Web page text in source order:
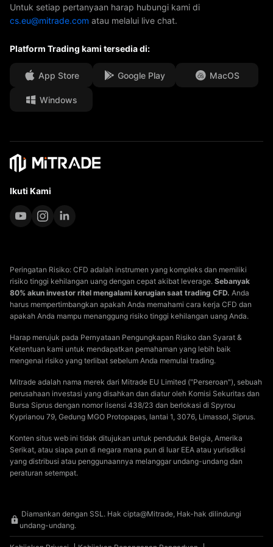
Penghargaan Kami
Pusat Media
kesempatan Kerja
Dokumen Hukum
Pusat Bantuan
FAQ
Untuk setiap pertanyaan harap hubungi kami di
cs.eu@mitrade.com atau melalui live chat.
Platform Trading kami tersedia di:
App Store Google Play MacOS
Windows
Ikuti Kami
Peringatan Risiko: CFD adalah instrumen yang kompleks dan memiliki
risiko tinggi kehilangan uang dengan cepat akibat leverage. Sebanyak
80% akun investor ritel mengalami kerugian saat trading CFD. Anda
harus mempertimbangkan apakah Anda memahami cara kerja CFD dan
apakah Anda mampu menanggung risiko tinggi kehilangan uang Anda.
Harap merujuk pada Pernyataan Pengungkapan Risiko dan Syarat &
Ketentuan kami untuk mendapatkan pemahaman yang lebih baik
mengenai risiko yang terlibat sebelum Anda memulai trading.
Mitrade adalah nama merek dari Mitrade EU Limited ("Perseroan"), sebuah
perusahaan investasi yang disahkan dan diatur oleh Komisi Sekuritas dan
Bursa Siprus dengan nomor lisensi 438/23 dan berlokasi di Spyrou
Kyprianou 79, Gedung MGO Protopapas, lantai 1, 3076, Limassol, Siprus.
Konten situs web ini tidak ditujukan untuk penduduk Belgia, Amerika
Serikat, atau siapa pun di negara mana pun di luar EEA atau yurisdiksi
yang distribusi atau penggunaannya melanggar undang-undang dan
peraturan setempat.
Diamankan dengan SSL. Hak cipta@Mitrade, Hak-hak dilindungi
undang-undang.